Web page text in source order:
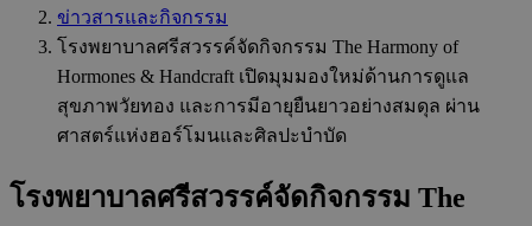
ข่าวสารและกิจกรรม
โรงพยาบาลศรีสวรรค์จัดกิจกรรม The Harmony of
Hormones & Handcraft เปิดมุมมองใหม่ด้านการดูแล
สุขภาพวัยทอง และการมีอายุยืนยาวอย่างสมดุล ผ่าน
ศาสตร์แห่งฮอร์โมนและศิลปะบำบัด
โรงพยาบาลศรีสวรรค์จัดกิจกรรม The